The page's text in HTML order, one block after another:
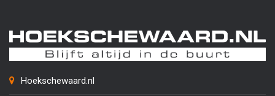
Hoekschewaard.nl